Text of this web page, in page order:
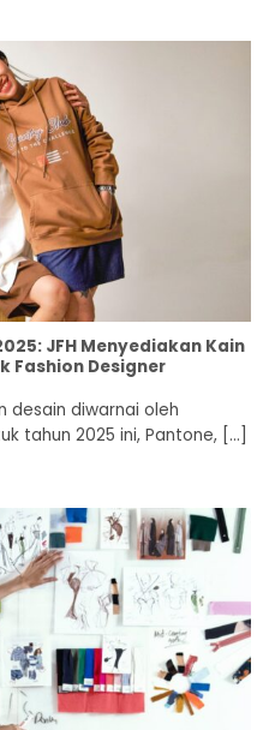
JFH Menyediakan Kain
Fashion Designer
desain diwarnai oleh
tahun 2025 ini, Pantone, [...]